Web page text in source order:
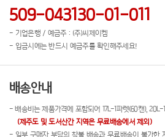
509-043130-01-011
- 기업은행 / 예금주 : (주)씨제이켐
- 입금시에는 반드시 예금주를 확인해주세요!
배송안내
- 배송비는 제품가격에 포함되어 17L-1파렛(60캔), 20L-
(제주도 및 도서산간 지역은 무료배송에서 제외)
- 일부 구매자 부담의 착불 배송과 무료배송이 불가한